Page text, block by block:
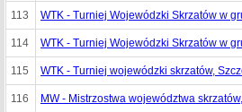
113 WTK - Turniej Wojewódzki Skrzatów w
114 WTK - Turniej Wojewódzki Skrzatów w
115 WTK - Turniej wojewódzki skrzatów,
116 MW - Mistrzostwa województwa